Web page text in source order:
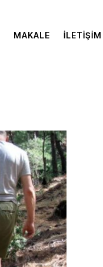
MAKALE İLETIŞIM